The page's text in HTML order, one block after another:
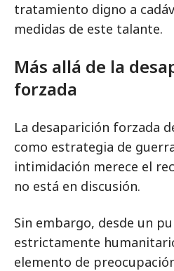
tratamiento digno a
medidas de este talante.
Más allá de la
forzada
La desaparición forzada
como estrategia de
intimidación merece el
no está en discusión.
Sin embargo, desde un
estrictamente
elemento de